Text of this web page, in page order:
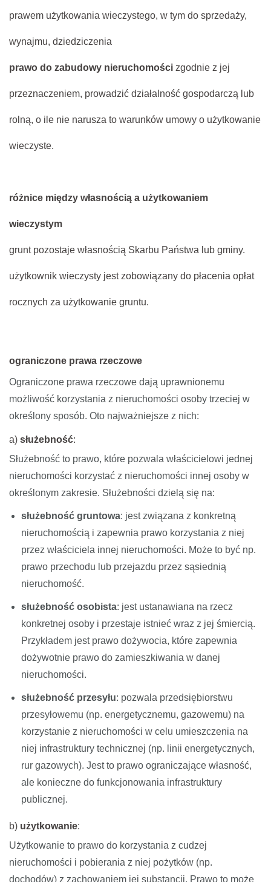
prawem użytkowania wieczystego, w tym do sprzedaży,
wynajmu, dziedziczenia
prawo do zabudowy nieruchomości zgodnie z jej
przeznaczeniem, prowadzić działalność gospodarczą lub
rolną, o ile nie narusza to warunków umowy o użytkowanie
wieczyste.
różnice między własnością a użytkowaniem
wieczystym
grunt pozostaje własnością Skarbu Państwa lub gminy.
użytkownik wieczysty jest zobowiązany do płacenia opłat
rocznych za użytkowanie gruntu.
ograniczone prawa rzeczowe
Ograniczone prawa rzeczowe dają uprawnionemu
możliwość korzystania z nieruchomości osoby trzeciej w
określony sposób. Oto najważniejsze z nich:
a) służebność:
Służebność to prawo, które pozwala właścicielowi jednej
nieruchomości korzystać z nieruchomości innej osoby w
określonym zakresie. Służebności dzielą się na:
służebność gruntowa: jest związana z konkretną
nieruchomością i zapewnia prawo korzystania z niej
przez właściciela innej nieruchomości. Może to być np.
prawo przechodu lub przejazdu przez sąsiednią
nieruchomość.
służebność osobista: jest ustanawiana na rzecz
konkretnej osoby i przestaje istnieć wraz z jej śmiercią.
Przykładem jest prawo dożywocia, które zapewnia
dożywotnie prawo do zamieszkiwania w danej
nieruchomości.
służebność przesyłu: pozwala przedsiębiorstwu
przesyłowemu (np. energetycznemu, gazowemu) na
korzystanie z nieruchomości w celu umieszczenia na
niej infrastruktury technicznej (np. linii energetycznych,
rur gazowych). Jest to prawo ograniczające własność,
ale konieczne do funkcjonowania infrastruktury
publicznej.
b) użytkowanie:
Użytkowanie to prawo do korzystania z cudzej
nieruchomości i pobierania z niej pożytków (np.
dochodów) z zachowaniem jej substancji. Prawo to może